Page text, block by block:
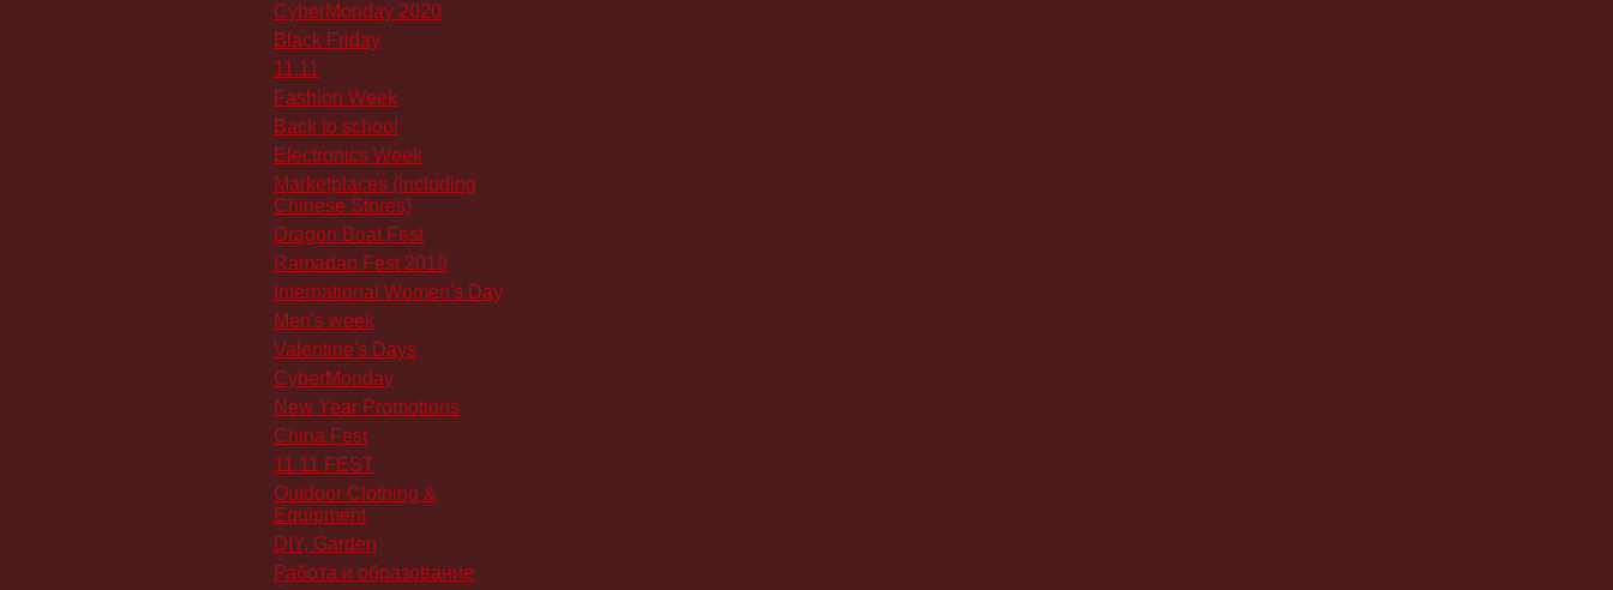
CyberMonday 2020
Black Friday
11.11
Fashion Week
Back to school
Electronics Week
Marketplaces (including
Chinese Stores)
Dragon Boat Fest
Ramadan Fest 2019
International Women's Day
Men's week
Valentine's Days
CyberMonday
New Year Promotions
China Fest
11.11 FEST
Outdoor Clothing &
Equipment
DIY, Garden
Работа и образование